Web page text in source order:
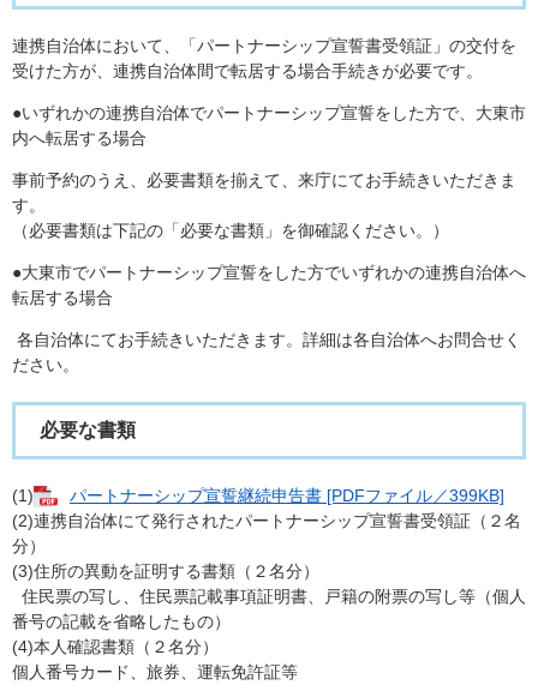
連携自治体において、「パートナーシップ宣誓書受領証」の交付を
受けた方が、連携自治体間で転居する場合手続きが必要です。
●いずれかの連携自治体でパートナーシップ宣誓をした方で、大東市
内へ転居する場合
事前予約のうえ、必要書類を揃えて、来庁にてお手続きいただきま
す。
（必要書類は下記の「必要な書類」を御確認ください。）
​●大東市でパートナーシップ宣誓をした方でいずれかの連携自治体へ
転居する場合
各自治体にてお手続きいただきます。詳細は各自治体へお問合せく
ださい。
必要な書類
(1)
パートナーシップ宣誓継続申告書 [PDFファイル／399KB]
(2)連携自治体にて発行されたパートナーシップ宣誓書受領証（２名
分）
(3)住所の異動を証明する書類（２名分）
住民票の写し、住民票記載事項証明書、戸籍の附票の写し等（個人
番号の記載を省略したもの）
(4)本人確認書類（２名分）
個人番号カード、旅券、運転免許証等